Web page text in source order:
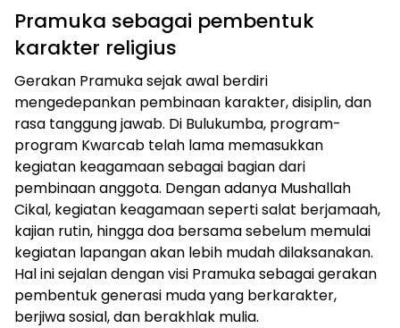
Pramuka sebagai pembentuk
karakter religius
Gerakan Pramuka sejak awal berdiri
mengedepankan pembinaan karakter, disiplin, dan
rasa tanggung jawab. Di Bulukumba, program-
program Kwarcab telah lama memasukkan
kegiatan keagamaan sebagai bagian dari
pembinaan anggota. Dengan adanya Mushallah
Cikal, kegiatan keagamaan seperti salat berjamaah,
kajian rutin, hingga doa bersama sebelum memulai
kegiatan lapangan akan lebih mudah dilaksanakan.
Hal ini sejalan dengan visi Pramuka sebagai gerakan
pembentuk generasi muda yang berkarakter,
berjiwa sosial, dan berakhlak mulia.